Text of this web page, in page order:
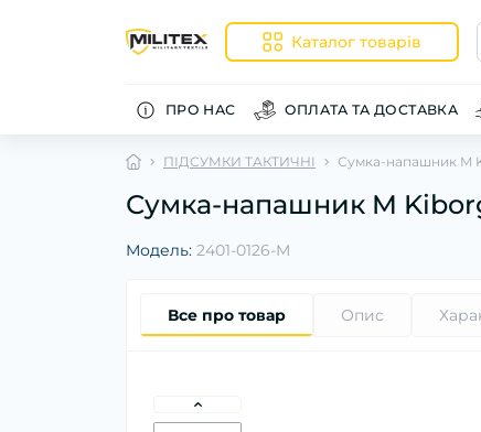
Каталог товарів
ПРО НАС ОПЛАТА ТА ДОСТАВКА
ПІДСУМКИ ТАКТИЧНІ Сумка-напашник M
Сумка-напашник M
Модель: 2401-0126-M
Все про товар Опис